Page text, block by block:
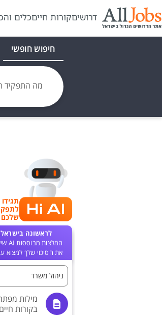
דרושיםקורות חייםכלים
חיפוש חופשי
מה התפקיד
שלכם
לראשונה
המלצות מבוססות AI שישפרו
את הסיכוי שלך למצוא
ניהול משרד
מילות
בקורות חיים